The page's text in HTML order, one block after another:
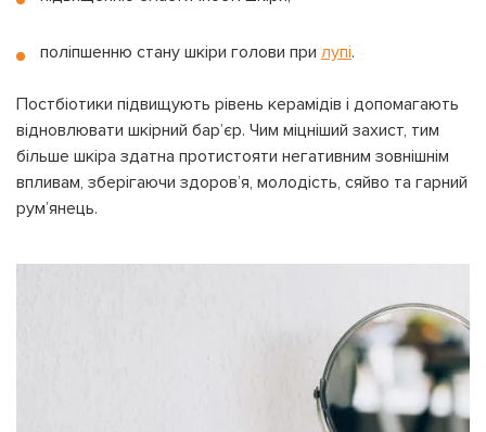
поліпшенню стану шкіри голови при лупі.
Постбіотики підвищують рівень керамідів і допомагають
відновлювати шкірний бар’єр. Чим міцніший захист, тим
більше шкіра здатна протистояти негативним зовнішнім
впливам, зберігаючи здоров’я, молодість, сяйво та гарний
рум’янець.
Номер картки лояльності:
Бонусів на рахунку:
Кешбек-бонусів на
рахунку:
ПОВЕРНУТИСЯ ДО БЛОГУ
УВІЙТИ ЗА ДОПОМОГОЮ
СМС
Бажаю перерахувати:
100
ПОВЕРНУТИСЯ